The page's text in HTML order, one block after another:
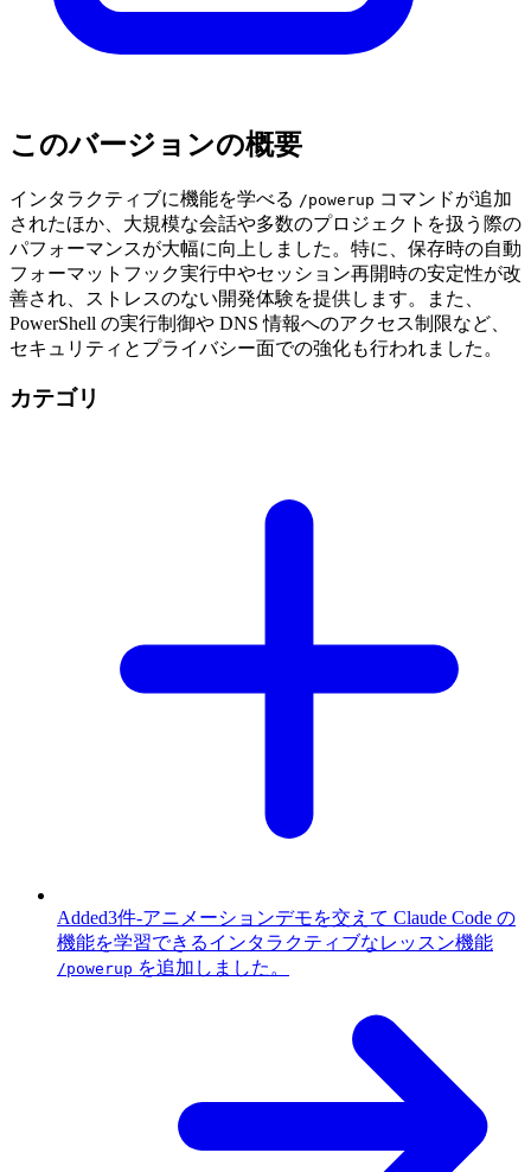
このバージョンの概要
インタラクティブに機能を学べる /powerup コマンドが追加
されたほか、大規模な会話や多数のプロジェクトを扱う際の
パフォーマンスが大幅に向上しました。特に、保存時の自動
フォーマットフック実行中やセッション再開時の安定性が改
善され、ストレスのない開発体験を提供します。また、
PowerShell の実行制御や DNS 情報へのアクセス制限など、
セキュリティとプライバシー面での強化も行われました。
カテゴリ
Added3件-アニメーションデモを交えて Claude Code の
機能を学習できるインタラクティブなレッスン機能
/powerup を追加しました。